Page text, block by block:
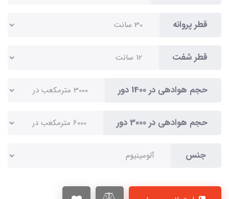
قطر پروانه
قطر شفت
حجم هوادهی در 1400 دور
حجم هوادهی در 3000 دور
جنس